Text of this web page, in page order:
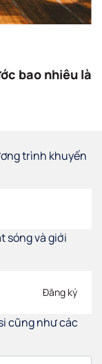
bao nhiêu là
trình khuyến
sóng và giới